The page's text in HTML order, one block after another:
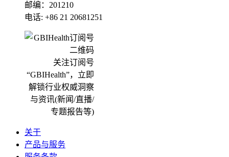
邮编：201210
电话: +86 21 20681251
关注订阅号
“GBIHealth”，立即
解锁行业权威洞察
与资讯(新闻/直播/
专题报告等)
关于
产品与服务